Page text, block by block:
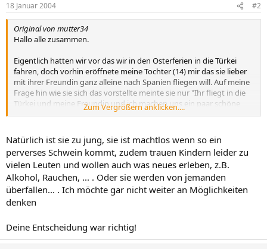
18 Januar 2004 #2
Original von mutter34
Hallo alle zusammen.
Eigentlich hatten wir vor das wir in den Osterferien in die Türkei
fahren, doch vorhin eröffnete meine Tochter (14) mir das sie lieber
mit ihrer Freundin ganz alleine nach Spanien fliegen will. Auf meine
Frage hin wie sie sich das vorstellte meinte sie nur "Ihr fliegt in die
Türkei und meine Freundin und ich machen uns ein paar schöne
Tage auf Mallorca. Mein Mann und ich haben ihr den Vogel gezeigt
und meinte wir seien viel zu spießig und wir würden ihr jeden Spaß
verderben und sie sei mit 14 ja wohl alt genung allein in den Urlaub
zu fliegen.
Nun sitzt sie sauer und heulend auf ihrem Zimmer.
Was meint ihrt dazu? Sie ist doch wohl viel zu jung oder????
Elena :sonne
Zum Vergrößern anklicken....
Natürlich ist sie zu jung, sie ist machtlos wenn so ein
perverses Schwein kommt, zudem trauen Kindern leider zu
vielen Leuten und wollen auch was neues erleben, z.B.
Alkohol, Rauchen, ... . Oder sie werden von jemanden
überfallen... . Ich möchte gar nicht weiter an Möglichkeiten
denken
Deine Entscheidung war richtig!